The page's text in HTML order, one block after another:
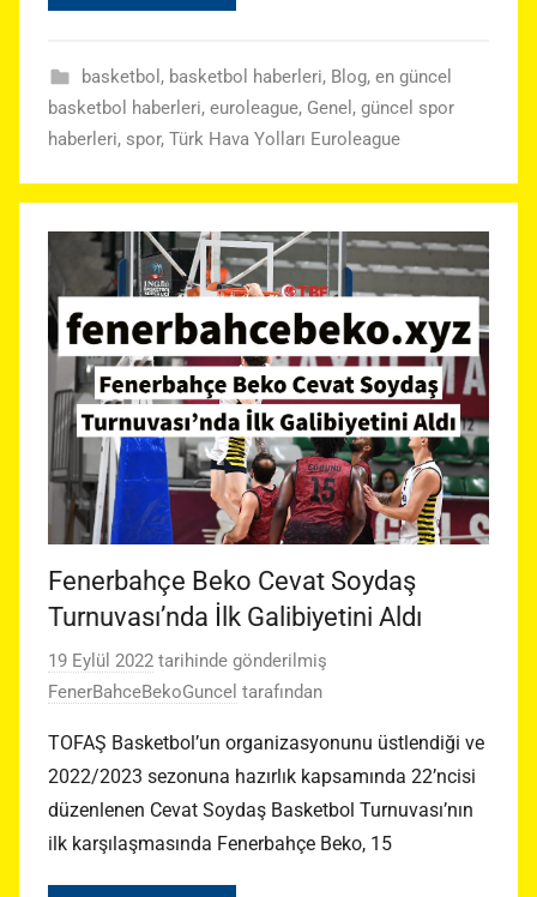
basketbol , basketbol haberleri, Blog, en güncel
basketbol haberleri, euroleague, Genel , güncel spor
haberleri, spor, Türk Hava Yolları Euroleague
Fenerbahçe Beko Cevat Soydaş
Turnuvası’nda İlk Galibiyetini Aldı
19 Eylül 2022 tarihinde gönderilmiş
FenerBahceBekoGuncel tarafından
TOFAŞ Basketbol’un organizasyonunu üstlendiği ve
2022/2023 sezonuna hazırlık kapsamında 22’ncisi
düzenlenen Cevat Soydaş Basketbol Turnuvası’nın
ilk karşılaşmasında Fenerbahçe Beko, 15